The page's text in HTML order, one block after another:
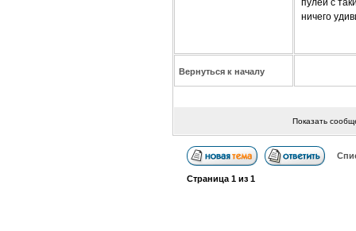
пулей с
ничего
Вернуться к началу
Показать
Страница 1из 1